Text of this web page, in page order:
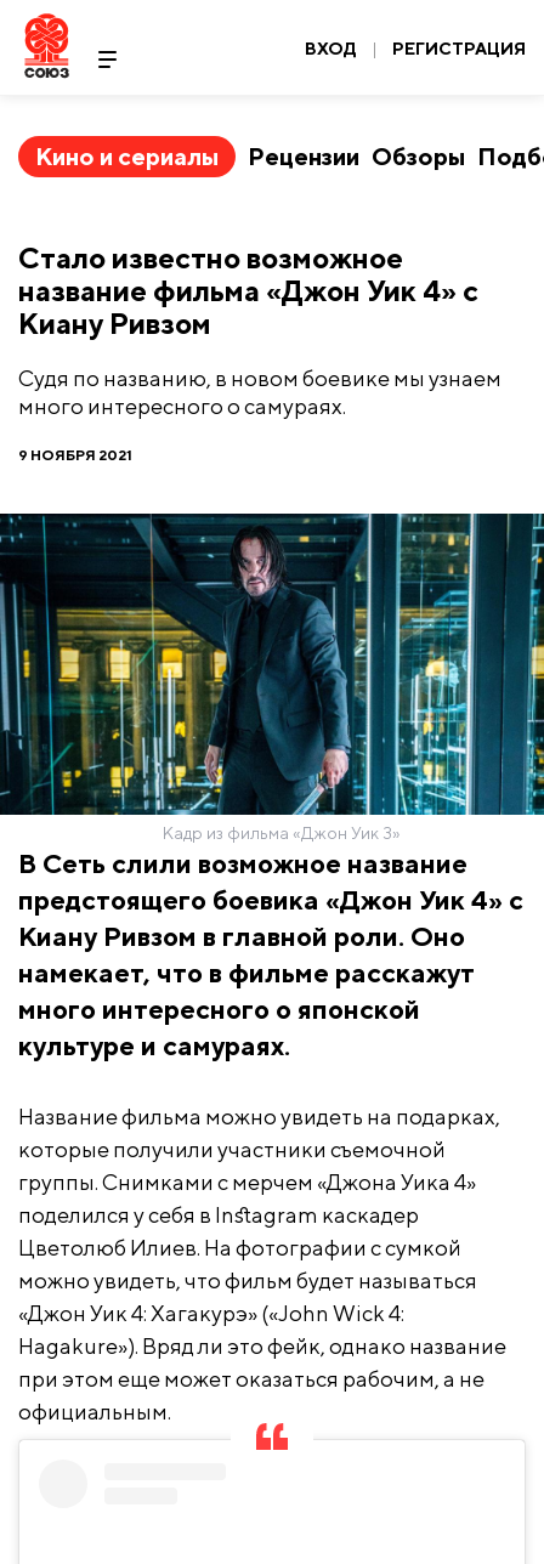
ВХОД | РЕГИСТРАЦИЯ
Кино и сериалы Рецензии Обзоры
Стало известно возможное
название фильма «Джон Уик 4» с
Киану Ривзом
Судя по названию, в новом боевике мы узнаем
много интересного о самураях.
9 НОЯБРЯ 2021
Кадр из фильма «Джон Уик 3»
В Сеть слили возможное название
предстоящего боевика «Джон Уик 4» с
Киану Ривзом в главной роли. Оно
намекает, что в фильме расскажут
много интересного о японской
культуре и самураях.
Название фильма можно увидеть на подарках,
которые получили участники съемочной
группы. Снимками с мерчем «Джона Уика 4»
поделился у себя в Instagram каскадер
Цветолюб Илиев. На фотографии с сумкой
можно увидеть, что фильм будет называться
«Джон Уик 4: Хагакурэ» («John Wick 4:
Hagakure»). Вряд ли это фейк, однако название
при этом еще может оказаться рабочим, а не
официальным.